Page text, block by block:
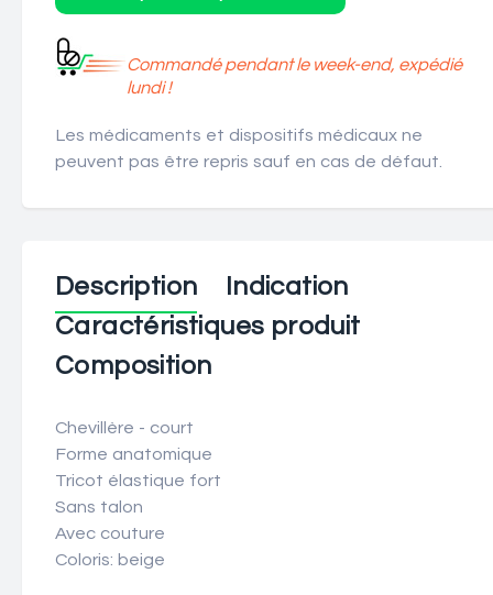
Commandé pendant le week-end, expédié
lundi !
Les médicaments et dispositifs médicaux ne
peuvent pas être repris sauf en cas de défaut.
Description
Indication
Caractéristiques produit
Composition
Chevillère - court
Forme anatomique
Tricot élastique fort
Sans talon
Avec couture
Coloris: beige